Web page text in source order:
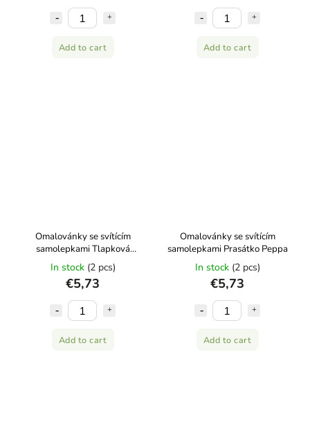
Add to cart Add to cart
Omalovánky se svítícím
samolepkami Tlapková
patrola
In stock (2 pcs)
€5,73
Add to cart
Omalovánky se svítícím
samolepkami Prasátko Peppa
In stock (2 pcs)
€5,73
Add to cart